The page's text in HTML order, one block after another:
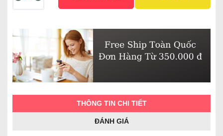
THÔNG TIN CHI TIẾT
ĐÁNH GIÁ